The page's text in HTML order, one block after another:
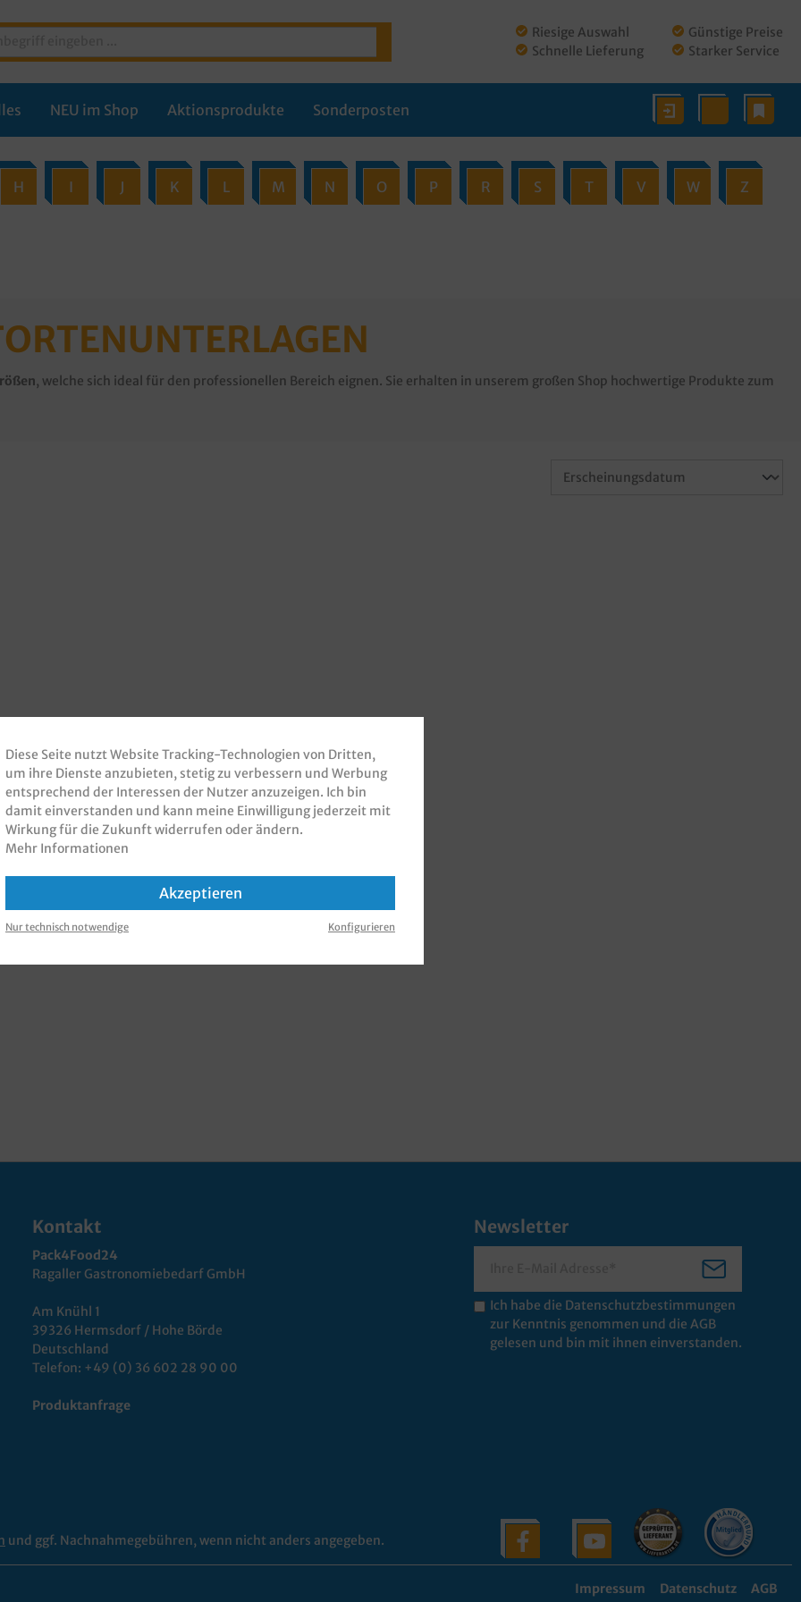
Riesige Auswahl
Schnelle Lieferung
Günstige Preise
Starker Service
NEU im Shop Aktionsprodukte Sonderposten
H I J K L M N O P R S T V W Z
, welche sich ideal für den professionellen Bereich eignen. Sie erhalten in unserem großen Shop hochwertige Produkte zum
Kontakt
Pack4Food24
Ragaller Gastronomiebedarf GmbH
Am Knühl 1
39326 Hermsdorf / Hohe Börde
Deutschland
Telefon: +49 (0) 36 602 28 90 00
Produktanfrage
Newsletter
Ich habe die Datenschutzbestimmungen
zur Kenntnis genommen und die AGB
gelesen und bin mit ihnen einverstanden.
und ggf. Nachnahmegebühren, wenn nicht anders angegeben.
Impressum Datenschutz AGB
Diese Seite nutzt Website Tracking-Technologien von Dritten,
um ihre Dienste anzubieten, stetig zu verbessern und Werbung
entsprechend der Interessen der Nutzer anzuzeigen. Ich bin
damit einverstanden und kann meine Einwilligung jederzeit mit
Wirkung für die Zukunft widerrufen oder ändern.
Mehr Informationen
Akzeptieren
Nur technisch notwendige Konfigurieren